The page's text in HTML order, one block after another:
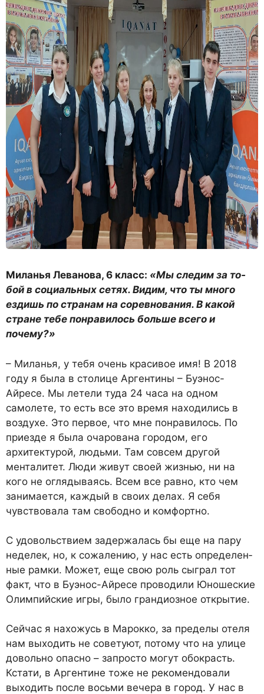
Миланья Леванова, 6 класс: «Мы следим за то­
бой в социальных сетях. Ви­дим, что ты много
ездишь по странам на соревнования. В какой
стране тебе понрави­лось больше всего и
почему?»
– Миланья, у тебя очень кра­сивое имя! В 2018
году я была в столице Аргентины – Буэнос-
Айресе. Мы летели туда 24 часа на одном
самолете, то есть все это время находились в
возду­хе. Это первое, что мне понра­вилось. По
приезде я была оча­рована городом, его
архитекту­рой, людьми. Там совсем дру­гой
менталитет. Люди живут своей жизнью, ни на
кого не оглядываясь. Всем все равно, кто чем
занимается, каждый в своих делах. Я себя
чувствова­ла там свободно и комфортно.
С удовольствием задержалась бы еще на пару
неделек, но, к со­жалению, у нас есть определен­
ные рамки. Может, еще свою роль сыграл тот
факт, что в Буэ­нос-Айресе проводили Юноше­ские
Олимпийские игры, было грандиозное открытие.
Сейчас я нахожусь в Марокко, за пределы отеля
нам выходить не советуют, потому что на улице
довольно опасно – запро­сто могут обокрасть.
Кстати, в Аргентине тоже не рекомендо­вали
выходить после восьми ве­чера в город. У нас в